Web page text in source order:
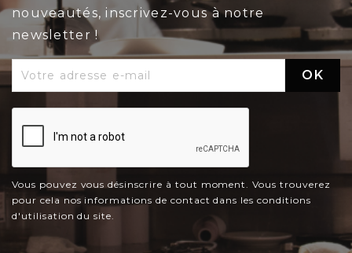
nouveautés, inscrivez-vous à notre
newsletter !
Vous pouvez vous désinscrire à tout moment. Vous trouverez
pour cela nos informations de contact dans les conditions
d'utilisation du site.